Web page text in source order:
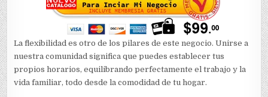
La flexibilidad es otro de los pilares de este negocio. Unirse a
nuestra comunidad significa que puedes establecer tus
propios horarios, equilibrando perfectamente el trabajo y la
vida familiar, todo desde la comodidad de tu hogar.